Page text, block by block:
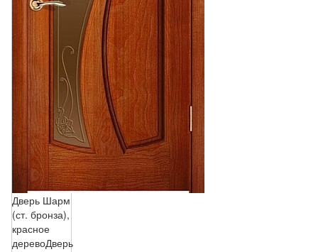
Дверь Шарм
(ст. бронза),
красное
деревоДверь